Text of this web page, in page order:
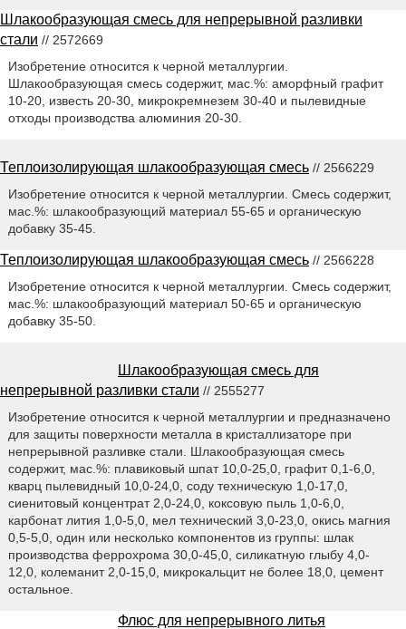
Шлакообразующая смесь для непрерывной разливки
стали // 2572669
Изобретение относится к черной металлургии.
Шлакообразующая смесь содержит, мас.%: аморфный графит
10-20, известь 20-30, микрокремнезем 30-40 и пылевидные
отходы производства алюминия 20-30.
Теплоизолирующая шлакообразующая смесь // 2566229
Изобретение относится к черной металлургии. Смесь содержит,
мас.%: шлакообразующий материал 55-65 и органическую
добавку 35-45.
Теплоизолирующая шлакообразующая смесь // 2566228
Изобретение относится к черной металлургии. Смесь содержит,
мас.%: шлакообразующий материал 50-65 и органическую
добавку 35-50.
Шлакообразующая смесь для
непрерывной разливки стали // 2555277
Изобретение относится к черной металлургии и предназначено
для защиты поверхности металла в кристаллизаторе при
непрерывной разливке стали. Шлакообразующая смесь
содержит, мас.%: плавиковый шпат 10,0-25,0, графит 0,1-6,0,
кварц пылевидный 10,0-24,0, соду техническую 1,0-17,0,
сиенитовый концентрат 2,0-24,0, коксовую пыль 1,0-6,0,
карбонат лития 1,0-5,0, мел технический 3,0-23,0, окись магния
0,5-5,0, один или несколько компонентов из группы: шлак
производства феррохрома 30,0-45,0, силикатную глыбу 4,0-
12,0, колеманит 2,0-15,0, микрокальцит не более 18,0, цемент
остальное.
Флюс для непрерывного литья